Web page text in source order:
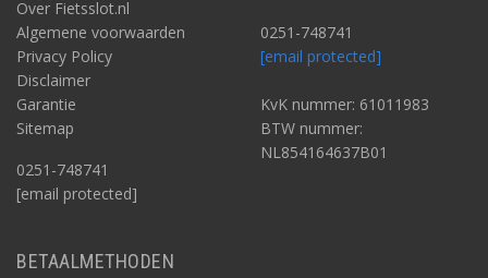
Over Fietsslot.nl
Algemene voorwaarden
Privacy Policy
Disclaimer
Garantie
Sitemap
0251-748741
[email protected]
0251-748741
[email protected]
KvK nummer: 61011983
BTW nummer:
NL854164637B01
BETAALMETHODEN